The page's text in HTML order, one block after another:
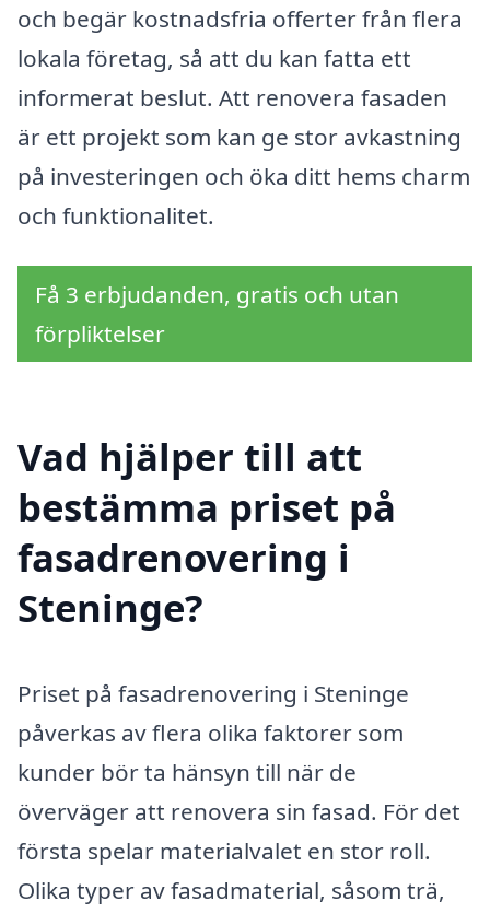
och begär kostnadsfria offerter från flera
lokala företag, så att du kan fatta ett
informerat beslut. Att renovera fasaden
är ett projekt som kan ge stor avkastning
på investeringen och öka ditt hems charm
och funktionalitet.
Få 3 erbjudanden, gratis och utan
förpliktelser
Vad hjälper till att
bestämma priset på
fasadrenovering i
Steninge?
Priset på fasadrenovering i Steninge
påverkas av flera olika faktorer som
kunder bör ta hänsyn till när de
överväger att renovera sin fasad. För det
första spelar materialvalet en stor roll.
Olika typer av fasadmaterial, såsom trä,